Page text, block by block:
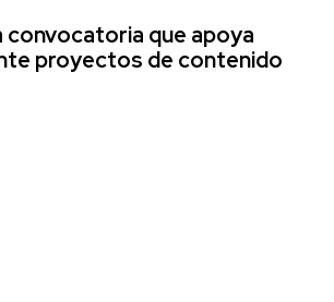
convocatoria que apoya
proyectos de contenido